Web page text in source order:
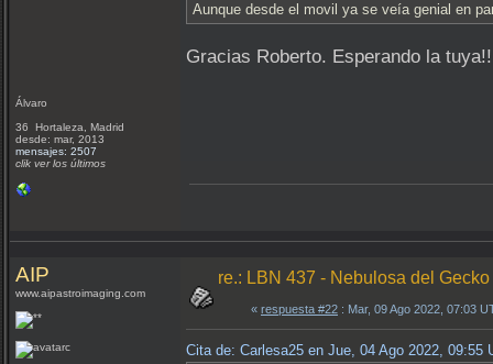
Álvaro
36 Hortaleza, Madrid
desde: mar, 2013
mensajes: 2507
clik ver los últimos
Aunque desde el movil ya se veía genial en
Gracias Roberto. Esperando la tuya!!
AIP
www.aipastroimaging.com
re.: LBN 437 - Nebulosa del Gecko
« respuesta #22 : Mar, 09 Ago 2022, 07:03
Cita de: Carlesa25 en Jue, 04 Ago 2022, 09:55